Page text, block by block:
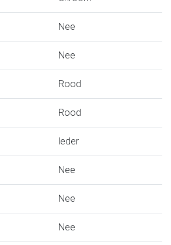
Nee
Nee
Rood
Rood
leder
Nee
Nee
Nee